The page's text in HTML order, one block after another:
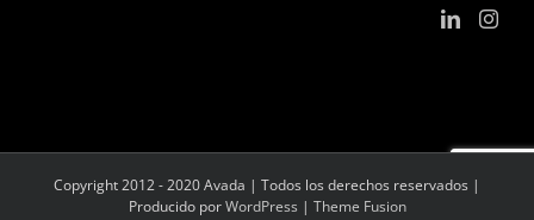
Copyright 2012 - 2020 Avada | Todos los derechos reservados |
Producido porWordPress | Theme Fusion